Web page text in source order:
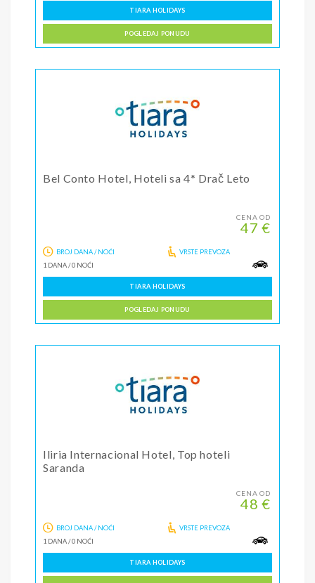
TIARA HOLIDAYS
POGLEDAJ PONUDU
Bel Conto Hotel, Hoteli sa 4* Drač Leto
CENA OD
47 €
BROJ DANA / NOĆI
1 DANA/0 NOĆI
VRSTE PREVOZA
TIARA HOLIDAYS
POGLEDAJ PONUDU
Iliria Internacional Hotel, Top hoteli
Saranda
CENA OD
48 €
BROJ DANA / NOĆI
1 DANA/0 NOĆI
VRSTE PREVOZA
TIARA HOLIDAYS